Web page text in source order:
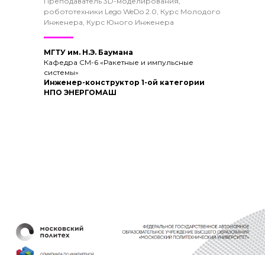
робототехники Lego WeDo 2.0, Курс Молодого
Инженера, Курс Юного Инженера
МГТУ им. Н.Э. Баумана
Кафедра СМ-6 «Ракетные и импульсные
системы»
Инженер-конструктор 1-ой категории
НПО ЭНЕРГОМАШ